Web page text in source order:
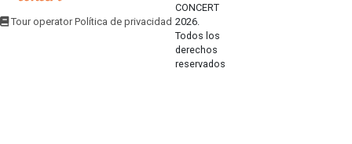
Tour operator Política de privacidad
CONCERT
2026.
Todos los
derechos
reservados